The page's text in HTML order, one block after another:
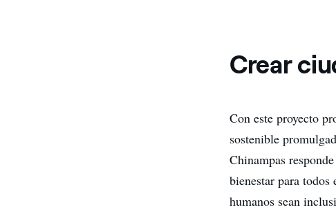
Crear
Con este proyecto
sostenible
Chinampas
bienestar para todos
humanos sean